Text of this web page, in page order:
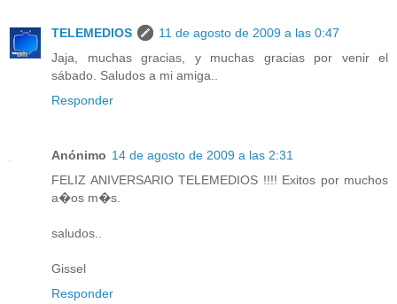
TELEMEDIOS
11 de agosto de 2009 a las 0:47
Jaja, muchas gracias, y muchas gracias por venir el
sábado. Saludos a mi amiga..
Responder
Anónimo 14 de agosto de 2009 a las 2:31
FELIZ ANIVERSARIO TELEMEDIOS !!!! Exitos por muchos
a�os m�s.
saludos..
Gissel
Responder